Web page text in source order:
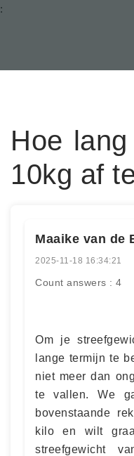
:
Hoe
10kg af
Maaike van de
2025-11-18 16:34:21
Count answers : 4
Om je
lange termijn te
niet meer dan
te vallen. We
bovenstaande
kilo en wilt
streefgewicht